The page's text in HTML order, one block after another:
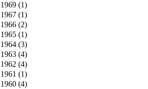
1969 (1)
1967 (1)
1966 (2)
1965 (1)
1964 (3)
1963 (4)
1962 (4)
1961 (1)
1960 (4)